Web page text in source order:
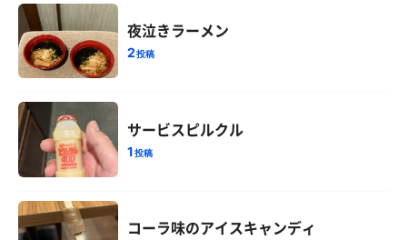
夜泣きラーメン
2投稿
サービスピルクル
1投稿
コーラ味のアイスキャンディ